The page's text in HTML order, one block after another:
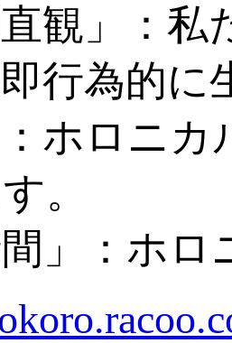
直観」：
行為的に
：ホロニ
。
間」：ホ